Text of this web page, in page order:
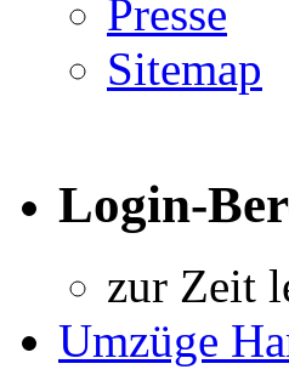
Presse
Sitemap
Login-
zur Zeit
Umzüge